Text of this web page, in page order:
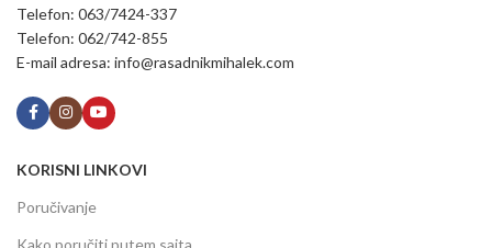
Telefon: 063/7424-337
Telefon: 062/742-855
E-mail adresa: info@rasadnikmihalek.com
KORISNI LINKOVI
Poručivanje
Kako poručiti putem sajta